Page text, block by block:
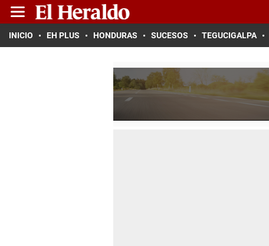
INICIO EH PLUS HONDURAS SUCESOS TEGUCIGALPA